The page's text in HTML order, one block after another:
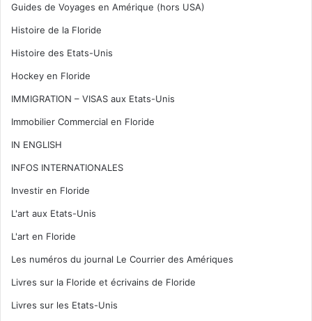
Guides de Voyages en Amérique (hors USA)
Histoire de la Floride
Histoire des Etats-Unis
Hockey en Floride
IMMIGRATION – VISAS aux Etats-Unis
Immobilier Commercial en Floride
IN ENGLISH
INFOS INTERNATIONALES
Investir en Floride
L'art aux Etats-Unis
L'art en Floride
Les numéros du journal Le Courrier des Amériques
Livres sur la Floride et écrivains de Floride
Livres sur les Etats-Unis